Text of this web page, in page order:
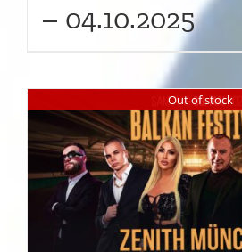
– 04.10.2025
Out of stock